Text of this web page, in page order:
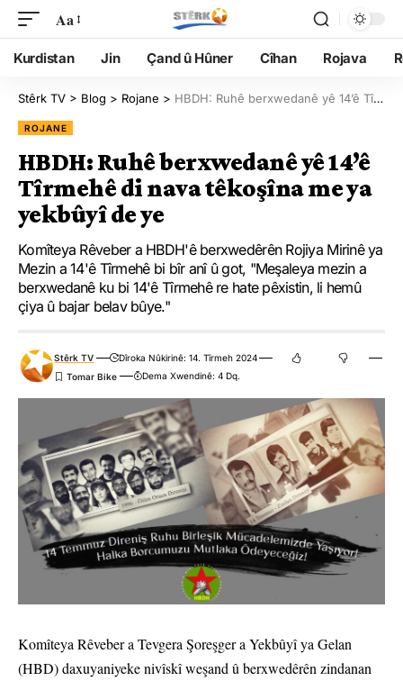
Aa
Kurdistan Jin Çand û Hûner Cîhan Rojava
Stêrk TV > Blog > Rojane > HBDH: Ruhê berxwedanê yê 14’ê Tîrmehê di nava têkoşîna me ya yekbûyî de ye
ROJANE
HBDH: Ruhê berxwedanê yê 14’ê
Tîrmehê di nava têkoşîna me ya
yekbûyî de ye
Komîteya Rêveber a HBDH'ê berxwedêrên Rojiya Mirinê ya
Mezin a 14'ê Tîrmehê bi bîr anî û got, "Meşaleya mezin a
berxwedanê ku bi 14'ê Tîrmehê re hate pêxistin, li hemû
çiya û bajar belav bûye."
Stêrk TV
Dîroka Nûkirinê: 14. Tîrmeh 2024
Dema Xwendinê: 4 Dq.
Komîteya Rêveber a Tevgera Şoreşger a Yekbûyî ya Gelan
(HBD) daxuyaniyeke nivîskî weşand û berxwedêrên zindanan